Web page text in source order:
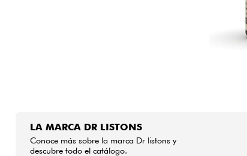
LA MARCA DR LISTONS
Conoce más sobre la marca Dr listons y
descubre todo el catálogo.